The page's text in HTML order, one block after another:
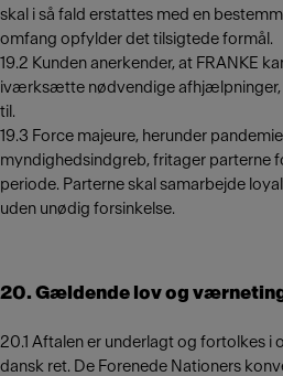
skal i så fald erstattes med en
omfang opfylder det tilsigtede formål.
19.2 Kunden anerkender, at FRANKE
iværksætte nødvendige afhjælpninger,
til.
19.3 Force majeure, herunder
myndighedsindgreb, fritager parterne
periode. Parterne skal samarbejde
uden unødig forsinkelse.
20. Gældende lov og
20.1 Aftalen er underlagt og fortolkes i
dansk ret. De Forenede Nationers